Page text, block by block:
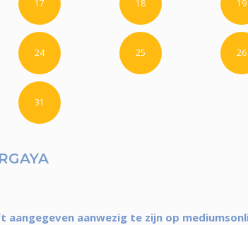
17 18 19
24 25 26
31
aangegeven aanwezig te zijn op